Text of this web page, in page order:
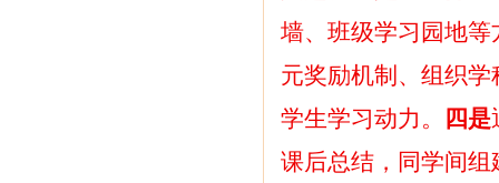
墙、班级学习园地
元奖励机制、组织
学生学习动力。
四是
课后总结，同学间